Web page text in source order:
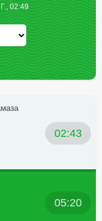
02:49
02:43
05:20